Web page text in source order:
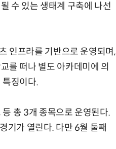
수 있는 생태계 구축에 나선
인프라를 기반으로 운영되며,
를 떠나 별도 아카데미에 의
특징이다.
총 3개 종목으로 운영된다.
기가 열린다. 다만 6월 둘째